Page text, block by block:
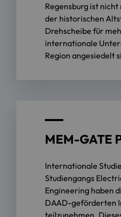
Regensburg ist
der historischen
Drehscheibe für
internationale
Region angesiedelt
MEM-GATE
Internationale
Studiengangs
Engineering haben
DAAD-geförderten
teilzunehmen.